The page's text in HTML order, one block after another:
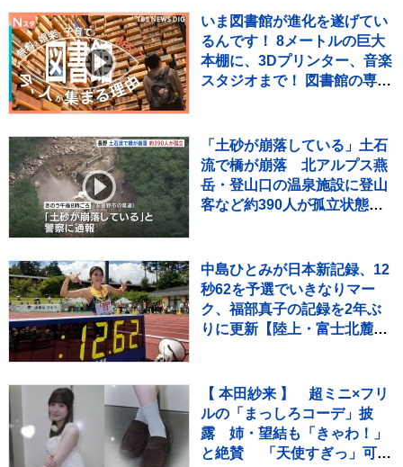
いま図書館が進化を遂げてい
るんです！ 8メートルの巨大
本棚に、3Dプリンター、音楽
スタジオまで！ 図書館の専門
「土砂が崩落している」土石
流で橋が崩落 北アルプス燕
岳・登山口の温泉施設に登山
客など約390人が孤立状態
中島ひとみが日本新記録、12
秒62を予選でいきなりマー
ク、福部真子の記録を2年ぶ
りに更新【陸上・富士北麓ワ
【 本田紗来 】 超ミニ×フリ
ルの「まっしろコーデ」披
露 姉・望結も「きゃわ！」
と絶賛 「天使すぎっ」可愛